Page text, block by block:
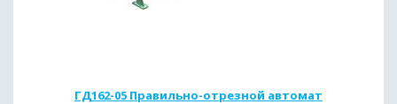
ГД162-05 Правильно-отрезной автомат